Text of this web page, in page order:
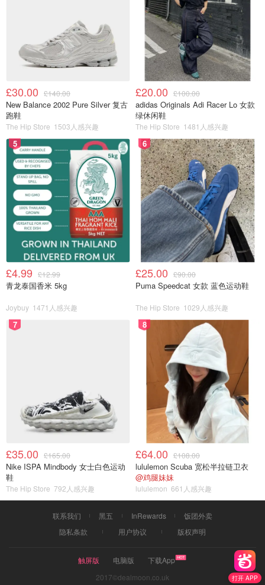
打开 APP
£30.00 £140.00
New Balance 2002 Pure Silver 复古
跑鞋
The Hip Store 1503人感兴趣
£20.00 £100.00
adidas Originals Adi Racer Lo 女款
绿休闲鞋
The Hip Store 1481人感兴趣
5
£4.99 £12.99
青龙泰国香米 5kg
Joybuy 1471人感兴趣
6
£25.00 £90.00
Puma Speedcat 女款 蓝色运动鞋
The Hip Store 1029人感兴趣
7
£35.00 £165.00
Nike ISPA Mindbody 女士白色运动
鞋
The Hip Store 792人感兴趣
8
£64.00 £108.00
lululemon Scuba 宽松半拉链卫衣
@鸡腿妹妹
lululemon 661人感兴趣
联系我们 黑五 InRewards
饭团外卖
隐私条款
用户协议 版权声明
触屏版 电脑版
下载App
2017©dealmoon.co.uk